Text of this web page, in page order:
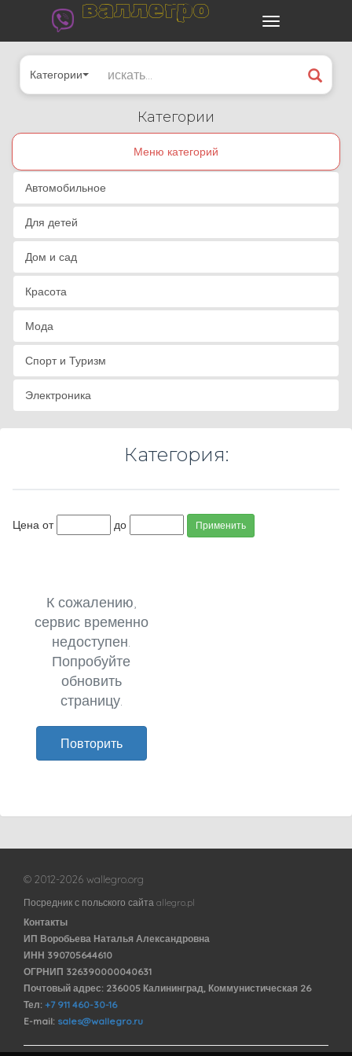
валлегро
Категории
Категории
Меню категорий
Автомобильное
Для детей
Дом и сад
Красота
Мода
Спорт и Туризм
Электроника
Категория:
Цена от до Применить
К сожалению,
сервис временно
недоступен.
Попробуйте
обновить
страницу.
Повторить
© 2012-2026 wallegro.org
Посредник с польского сайта allegro.pl
Контакты
ИП Воробьева Наталья Александровна
ИНН 390705644610
ОГРНИП 326390000040631
Почтовый адрес: 236005 Калининград, Коммунистическая 26
Тел: +7 911 460-30-16
E-mail: sales@wallegro.ru